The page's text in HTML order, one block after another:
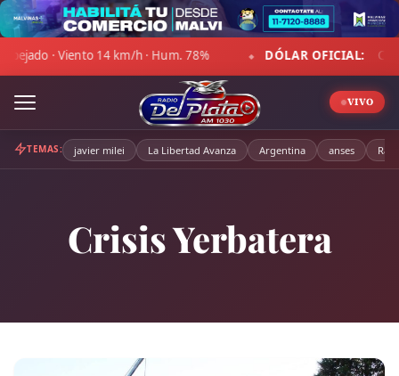
Skip
to
content
h · Hum. 78% ◆ DÓLAR OFICIAL: Compra $1.470,00 ·
VIVO
TEMAS: javier milei La Libertad Avanza Argentina anses
Crisis Yerbatera